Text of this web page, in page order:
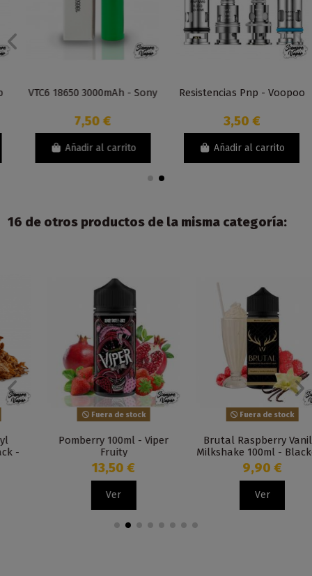
VTC6 18650 3000mAh - Sony
7,50 €
Añadir al carrito
Resistencias Pnp - Voopoo
3,50 €
Añadir al carrito
16 de otros productos de la misma categoría:
Fuera de stock
Pomberry 100ml - Viper
13,50 €
Fuera de stock
Brutal Raspberry Vanilla
Milkshake 100ml - Blackout
9,90 €